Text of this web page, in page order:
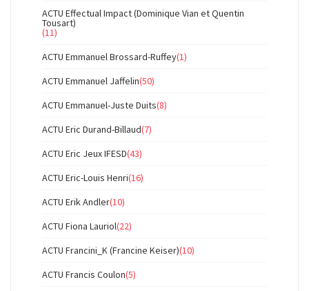
ACTU Effectual Impact (Dominique Vian et Quentin
Tousart)
(11)
ACTU Emmanuel Brossard-Ruffey(1)
ACTU Emmanuel Jaffelin(50)
ACTU Emmanuel-Juste Duits(8)
ACTU Eric Durand-Billaud(7)
ACTU Eric Jeux IFESD(43)
ACTU Eric-Louis Henri(16)
ACTU Erik Andler(10)
ACTU Fiona Lauriol(22)
ACTU Francini_K (Francine Keiser)(10)
ACTU Francis Coulon(5)